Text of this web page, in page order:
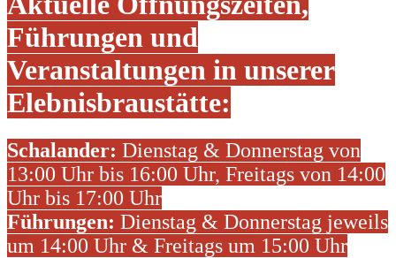
Führungen und
Veranstaltungen in unserer
Elebnisbraustätte:
Schalander: Dienstag & Donnerstag von
13:00 Uhr bis 16:00 Uhr, Freitags von 14:00
Uhr bis 17:00 Uhr
Führungen: Dienstag & Donnerstag jeweils
um 14:00 Uhr & Freitags um 15:00 Uhr